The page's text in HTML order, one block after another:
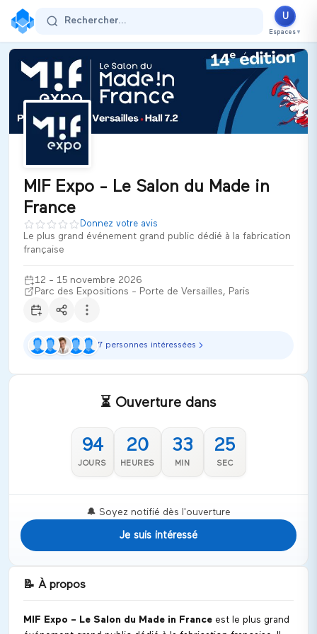
MIF Expo - Le Salon du Made in France
12 - 15 novembre 2026
Parc des Expositions - Porte de Versailles
ParisFrance
Secteur d'activité : Multi-secteurs / Généraliste
Thématiques
B2B
B2C
Made in France
Grand public
International
Innovation
RSE
artisanat
MIF Expo – Le Salon du Made in France est le plus grand
ADEL SAS
Rechercher... U
Espaces ▼
MIF Expo - Le Salon du Made in
France
Donnez votre avis
Le plus grand événement grand public dédié à la fabrication
française
12 - 15 novembre 2026
Parc des Expositions - Porte de Versailles, Paris
7 personnes intéressées
⏳ Ouverture dans
94
JOURS
20
HEURES
33
MIN
25
SEC
🔔 Soyez notifié dès l'ouverture
Je suis intéressé
📝 À propos
MIF Expo – Le Salon du Made in France est le plus grand